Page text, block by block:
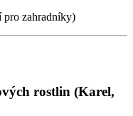
pro zahradníky)
rostlin (Karel,